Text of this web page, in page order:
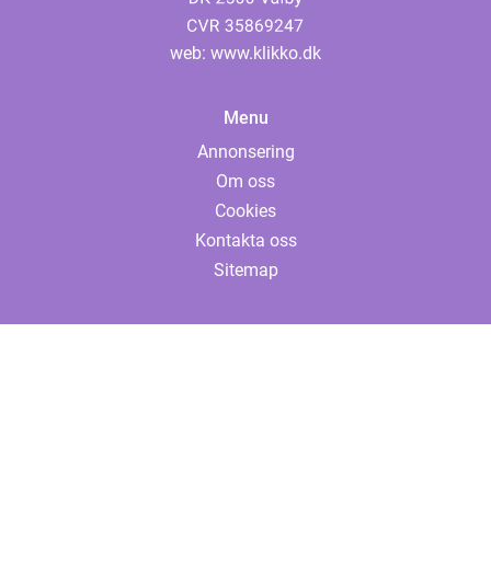
web: www.klikko.dk
Menu
Annonsering
Om oss
Cookies
Kontakta oss
Sitemap